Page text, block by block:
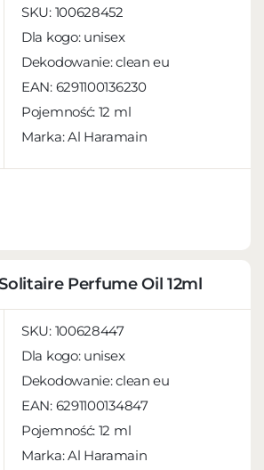
SKU: 100628452
Dla kogo: unisex
Dekodowanie:clean eu
EAN: 6291100136230
Pojemność: 12 ml
Marka: Al Haramain
Perfume Oil 12ml
SKU: 100628447
Dla kogo: unisex
Dekodowanie:clean eu
EAN: 6291100134847
Pojemność: 12 ml
Marka: Al Haramain